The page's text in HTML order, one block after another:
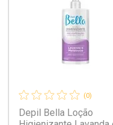
(0)
Depil Bella Loção